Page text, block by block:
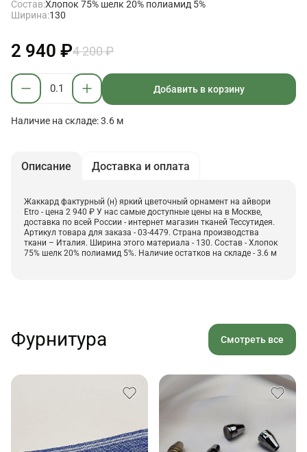
Состав:Хлопок 75% шелк 20% полиамид 5%
Ширина:130
2 940 ₽4 200 ₽
Добавить в корзину
Наличие на складе: 3.6 м
Описание Доставка и оплата
Жаккард фактурный (н) яркий цветочный орнамент на айвори
Etro - цена 2 940 ₽ У нас самые доступные цены на в Москве,
доставка по всей России - интернет магазин тканей Тессутидея.
Артикул товара для заказа - 03-4479. Страна производства
ткани – Италия. Ширина этого материала - 130. Состав - Хлопок
75% шелк 20% полиамид 5%. Наличие остатков на складе - 3.6 м
Фурнитура Смотреть все